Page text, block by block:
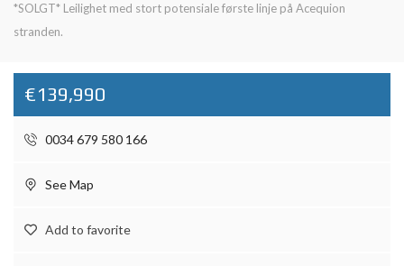
*SOLGT* Leilighet med stort potensiale første linje på Acequion
stranden.
€139,990
0034 679 580 166
See Map
Add to favorite